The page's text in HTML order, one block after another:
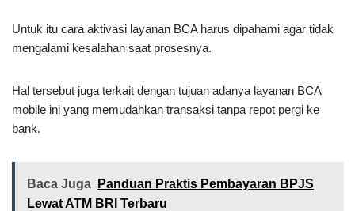
Untuk itu cara aktivasi layanan BCA harus dipahami agar tidak
mengalami kesalahan saat prosesnya.
Hal tersebut juga terkait dengan tujuan adanya layanan BCA
mobile ini yang memudahkan transaksi tanpa repot pergi ke
bank.
Baca Juga
Panduan Praktis Pembayaran BPJS
Lewat ATM BRI Terbaru